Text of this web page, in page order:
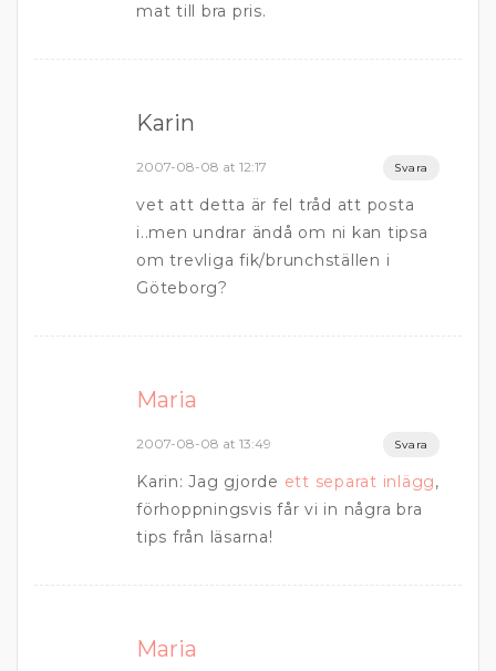
mat till bra pris.
Karin
2007-08-08 at 12:17 Svara
vet att detta är fel tråd att posta
i..men undrar ändå om ni kan tipsa
om trevliga fik/brunchställen i
Göteborg?
Maria
2007-08-08 at 13:49 Svara
Karin: Jag gjorde ett separat inlägg,
förhoppningsvis får vi in några bra
tips från läsarna!
Maria